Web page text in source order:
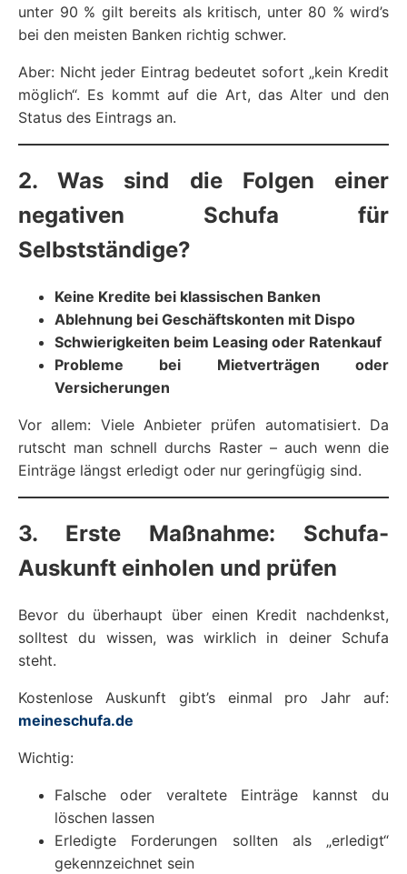
unter 90 % gilt bereits als kritisch, unter 80 % wird’s
bei den meisten Banken richtig schwer.
Aber: Nicht jeder Eintrag bedeutet sofort „kein Kredit
möglich“. Es kommt auf die Art, das Alter und den
Status des Eintrags an.
2. Was sind die Folgen einer
negativen Schufa für
Selbstständige?
Keine Kredite bei klassischen Banken
Ablehnung bei Geschäftskonten mit Dispo
Schwierigkeiten beim Leasing oder Ratenkauf
Probleme bei Mietverträgen oder
Versicherungen
Vor allem: Viele Anbieter prüfen automatisiert. Da
rutscht man schnell durchs Raster – auch wenn die
Einträge längst erledigt oder nur geringfügig sind.
3. Erste Maßnahme: Schufa-
Auskunft einholen und prüfen
Bevor du überhaupt über einen Kredit nachdenkst,
solltest du wissen, was wirklich in deiner Schufa
steht.
Kostenlose Auskunft gibt’s einmal pro Jahr auf:
meineschufa.de
Wichtig:
Falsche oder veraltete Einträge kannst du
löschen lassen
Erledigte Forderungen sollten als „erledigt“
gekennzeichnet sein